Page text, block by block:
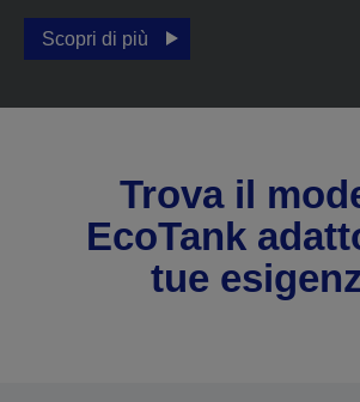
Scopri di più
Trova il
EcoTank
tue